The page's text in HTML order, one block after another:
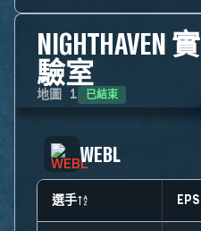
NIGHTHAVEN 實
驗室
地圖 1 已結束
WEBL
選手 EPS